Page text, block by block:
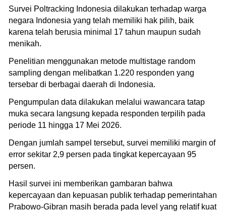
Survei Poltracking Indonesia dilakukan terhadap warga
negara Indonesia yang telah memiliki hak pilih, baik
karena telah berusia minimal 17 tahun maupun sudah
menikah.
Penelitian menggunakan metode multistage random
sampling dengan melibatkan 1.220 responden yang
tersebar di berbagai daerah di Indonesia.
Pengumpulan data dilakukan melalui wawancara tatap
muka secara langsung kepada responden terpilih pada
periode 11 hingga 17 Mei 2026.
Dengan jumlah sampel tersebut, survei memiliki margin of
error sekitar 2,9 persen pada tingkat kepercayaan 95
persen.
Hasil survei ini memberikan gambaran bahwa
kepercayaan dan kepuasan publik terhadap pemerintahan
Prabowo-Gibran masih berada pada level yang relatif kuat